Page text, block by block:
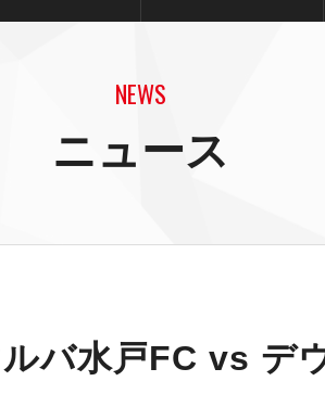
NEWS
ニュース
ルバ水戸FC vs デ